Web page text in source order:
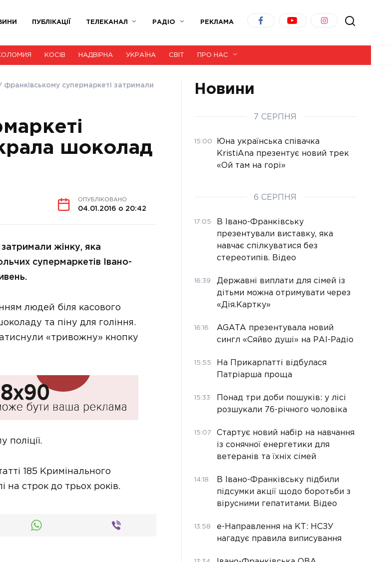
ПУБЛІКАЦІЇ ТЕЛЕКАНАЛ РАДІО РЕКЛАМА
КОСІВ НАДВІРНА УКРАЇНА СВІТ ПРО НАС
франківському супермаркеті затримали
шоколад
ОПУБЛІКОВАНО
04.01.2016 о 20:42
затримали жінку, яка
супермаркетів Івано-
людей біля касового
та піну для гоління.
«тривожну» кнопку
поліції.
185 Кримінального
на строк до трьох років.
Новини
7 СЕРПНЯ
15:00
Юна українська співачка
KristiAna презентує новий трек
«Ой там на горі»
6 СЕРПНЯ
17:05
В Івано-Франківську
презентували виставку, яка
навчає спілкуватися без
стереотипів. Відео
16:39
Державні виплати для сімей із
дітьми можна отримувати через
«Дія.Картку»
16:16
AGATA презентувала новий
сингл «Сяйво душі» на РАІ-Радіо
15:55
На Прикарпатті відбулася
Патріарша проща
15:33
Понад три доби пошуків: у лісі
розшукали 76-річного чоловіка
15:07
Стартує новий набір на навчання
із сонячної енергетики для
ветеранів та їхніх сімей
14:18
В Івано-Франківську підбили
підсумки акції щодо боротьби з
вірусними гепатитами. Відео
13:58
е-Направлення на КТ: НСЗУ
нагадує правила виписування